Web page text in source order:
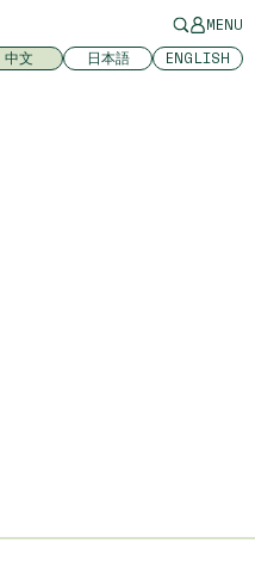
MENU
中文 日本語 ENGLISH